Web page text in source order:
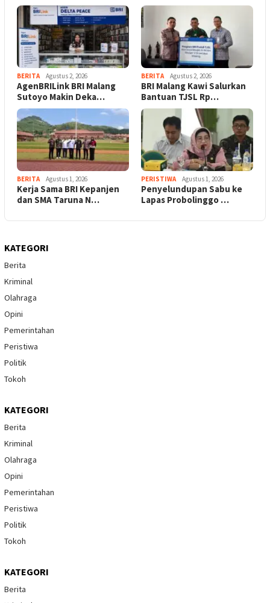
BERITA Agustus 2, 2026
AgenBRILink BRI Malang
Sutoyo Makin Deka…
BERITA Agustus 2, 2026
BRI Malang Kawi Salurkan
Bantuan TJSL Rp…
BERITA Agustus 1, 2026
Kerja Sama BRI Kepanjen
dan SMA Taruna N…
PERISTIWA Agustus 1, 2026
Penyelundupan Sabu ke
Lapas Probolinggo …
KATEGORI
Berita
Kriminal
Olahraga
Opini
Pemerintahan
Peristiwa
Politik
Tokoh
KATEGORI
Berita
Kriminal
Olahraga
Opini
Pemerintahan
Peristiwa
Politik
Tokoh
KATEGORI
Berita